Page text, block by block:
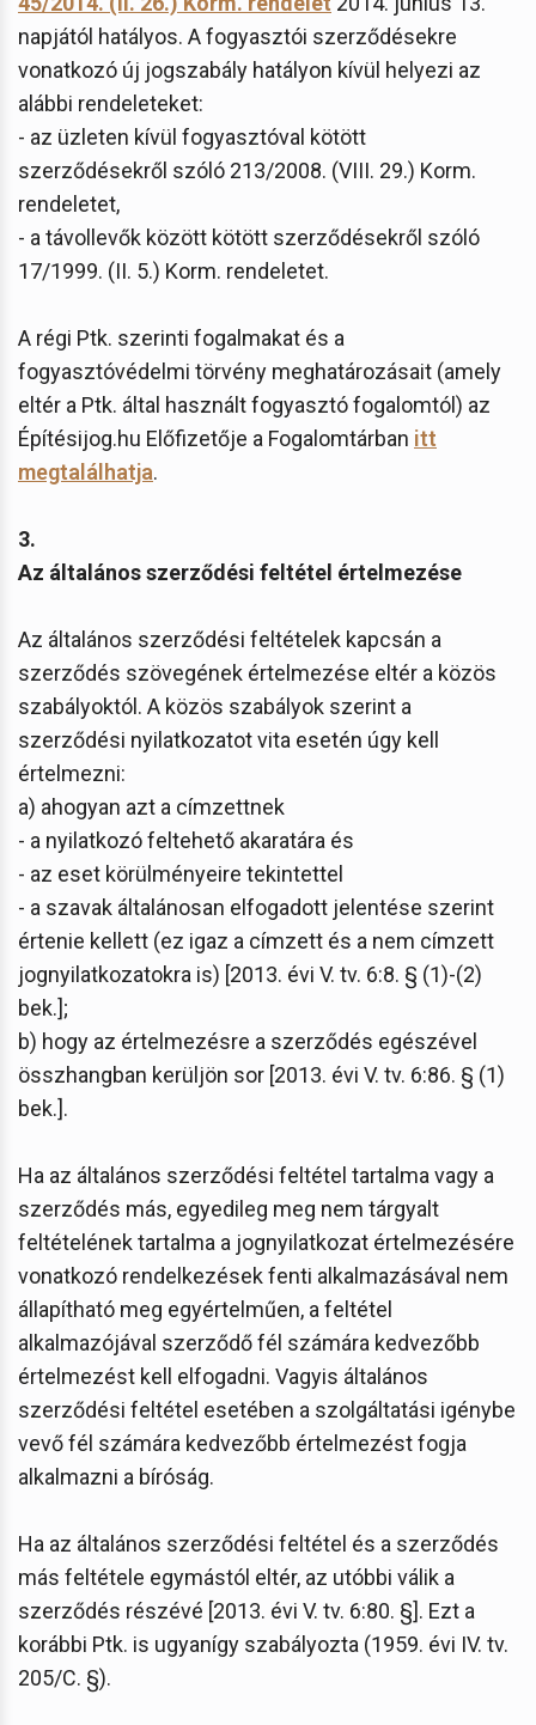
napjától hatályos. A fogyasztói szerződésekre
vonatkozó új jogszabály hatályon kívül helyezi az
alábbi rendeleteket:
- az üzleten kívül fogyasztóval kötött
szerződésekről szóló 213/2008. (VIII. 29.) Korm.
rendeletet,
- a távollevők között kötött szerződésekről szóló
17/1999. (II. 5.) Korm. rendeletet.
A régi Ptk. szerinti fogalmakat és a
fogyasztóvédelmi törvény meghatározásait (amely
eltér a Ptk. által használt fogyasztó fogalomtól) az
Építésijog.hu Előfizetője a Fogalomtárban itt
megtalálhatja.
3.
Az általános szerződési feltétel értelmezése
Az általános szerződési feltételek kapcsán a
szerződés szövegének értelmezése eltér a közös
szabályoktól. A közös szabályok szerint a
szerződési nyilatkozatot vita esetén úgy kell
értelmezni:
a) ahogyan azt a címzettnek
- a nyilatkozó feltehető akaratára és
- az eset körülményeire tekintettel
- a szavak általánosan elfogadott jelentése szerint
értenie kellett (ez igaz a címzett és a nem címzett
jognyilatkozatokra is) [2013. évi V. tv. 6:8. § (1)-(2)
bek.];
b) hogy az értelmezésre a szerződés egészével
összhangban kerüljön sor [2013. évi V. tv. 6:86. § (1)
bek.].
Ha az általános szerződési feltétel tartalma vagy a
szerződés más, egyedileg meg nem tárgyalt
feltételének tartalma a jognyilatkozat értelmezésére
vonatkozó rendelkezések fenti alkalmazásával nem
állapítható meg egyértelműen, a feltétel
alkalmazójával szerződő fél számára kedvezőbb
értelmezést kell elfogadni. Vagyis általános
szerződési feltétel esetében a szolgáltatási igénybe
vevő fél számára kedvezőbb értelmezést fogja
alkalmazni a bíróság.
Ha az általános szerződési feltétel és a szerződés
más feltétele egymástól eltér, az utóbbi válik a
szerződés részévé [2013. évi V. tv. 6:80. §]. Ezt a
korábbi Ptk. is ugyanígy szabályozta (1959. évi IV. tv.
205/C. §).